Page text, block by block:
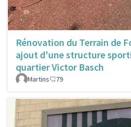
Rénovation du Terrain de
ajout d'une structure
quartier Victor Basch
Martins 79